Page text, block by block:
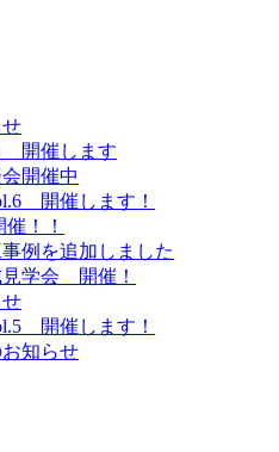
開催します
開催中
開催します！
！！
事例を追加しました
見学会 開催！
開催します！
知らせ